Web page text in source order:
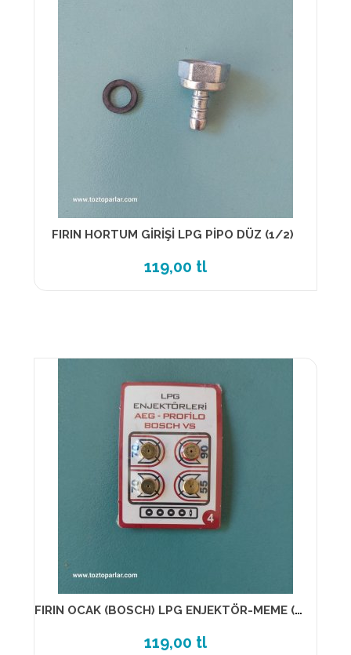
FIRIN HORTUM GİRİŞİ LPG PİPO DÜZ (1/2)
119,00 tl
FIRIN OCAK (BOSCH) LPG ENJEKTÖR-MEME (NO-4) (1-PAKET) 7 LİK
119,00 tl